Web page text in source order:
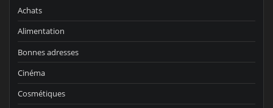
Achats
Alimentation
Bonnes adresses
Cinéma
Cosmétiques